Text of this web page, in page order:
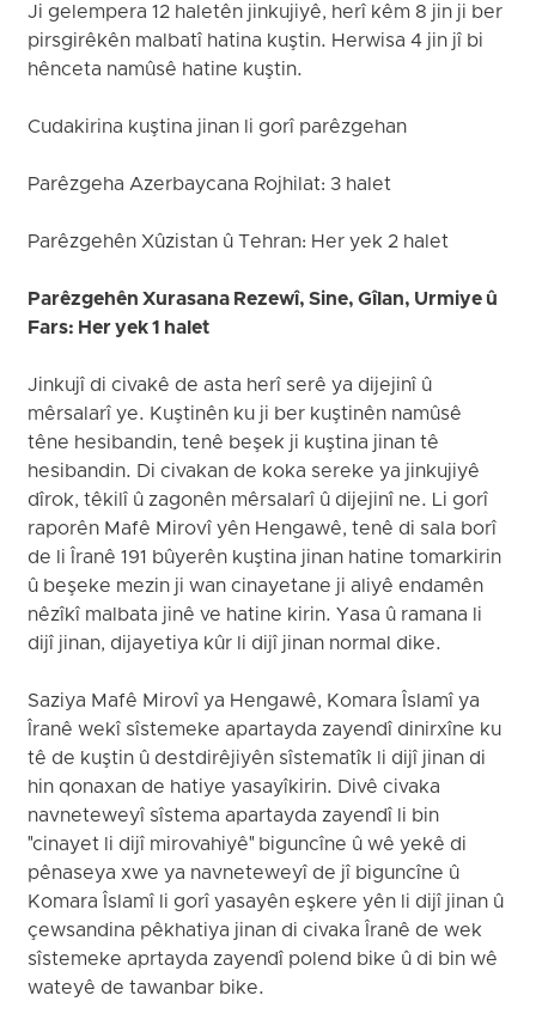
Ji gelempera 12 haletên jinkujiyê, herî kêm 8 jin ji ber
pirsgirêkên malbatî hatina kuştin. Herwisa 4 jin jî bi
hênceta namûsê hatine kuştin.
Cudakirina kuştina jinan li gorî parêzgehan
Parêzgeha Azerbaycana Rojhilat: 3 halet
Parêzgehên Xûzistan û Tehran: Her yek 2 halet
Parêzgehên Xurasana Rezewî, Sine, Gîlan, Urmiye û
Fars: Her yek 1 halet
Jinkujî di civakê de asta herî serê ya dijejinî û
mêrsalarî ye. Kuştinên ku ji ber kuştinên namûsê
têne hesibandin, tenê beşek ji kuştina jinan tê
hesibandin. Di civakan de koka sereke ya jinkujiyê
dîrok, têkilî û zagonên mêrsalarî û dijejinî ne. Li gorî
raporên Mafê Mirovî yên Hengawê, tenê di sala borî
de li Îranê 191 bûyerên kuştina jinan hatine tomarkirin
û beşeke mezin ji wan cinayetane ji aliyê endamên
nêzîkî malbata jinê ve hatine kirin. Yasa û ramana li
dijî jinan, dijayetiya kûr li dijî jinan normal dike.
Saziya Mafê Mirovî ya Hengawê, Komara Îslamî ya
Îranê wekî sîstemeke apartayda zayendî dinirxîne ku
tê de kuştin û destdirêjiyên sîstematîk li dijî jinan di
hin qonaxan de hatiye yasayîkirin. Divê civaka
navneteweyî sîstema apartayda zayendî li bin
"cinayet li dijî mirovahiyê" biguncîne û wê yekê di
pênaseya xwe ya navneteweyî de jî biguncîne û
Komara Îslamî li gorî yasayên eşkere yên li dijî jinan û
çewsandina pêkhatiya jinan di civaka Îranê de wek
sîstemeke aprtayda zayendî polend bike û di bin wê
wateyê de tawanbar bike.